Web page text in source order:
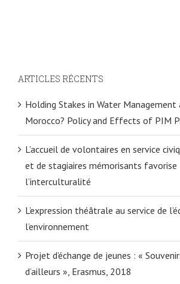
ARTICLES RÉCENTS
Holding Stakes in Water Management
Morocco? Policy and Effects of PIM
L’accueil de volontaires en service
et de stagiaires mémorisants favorise
l’interculturalité
L’expression théâtrale au service de
l’environnement
Projet d’échange de jeunes : «
d’ailleurs », Erasmus, 2018